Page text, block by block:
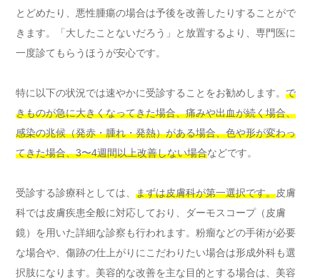
とどめたり、悪性腫瘍の場合は予後を改善したりすることがで
きます。「大したことないだろう」と放置するより、専門医に
一度診てもらうほうが安心です。
特に以下の状況では速やかに受診することをお勧めします。 で
きものが急に大きくなってきた場合、痛みや出血が続く場合、
感染の兆候（発赤・腫れ・発熱）がある場合、色や形が変わっ
てきた場合、3〜4週間以上改善しない場合などです。
受診する診療科としては、 まずは皮膚科が第一選択です。皮膚
科では皮膚疾患全般に対応しており、ダーモスコープ（皮膚
鏡）を用いた詳細な診察も行われます。粉瘤などの手術が必要
な場合や、傷跡の仕上がりにこだわりたい場合は形成外科も選
択肢になります。美容的な改善を主な目的とする場合は、美容